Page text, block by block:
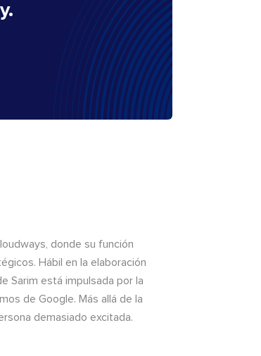
donde su función
Hábil en la elaboración
Sarim está impulsada por la
de Google. Más allá de la
demasiado excitada.